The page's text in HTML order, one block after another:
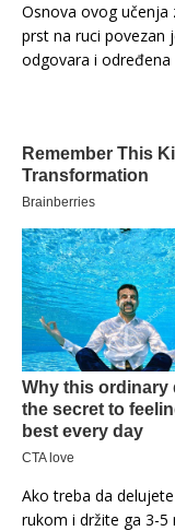
Osnova ovog učenja
prst na ruci povezan
odgovara i određena
Ako treba da
rukom i držite ga 3-5